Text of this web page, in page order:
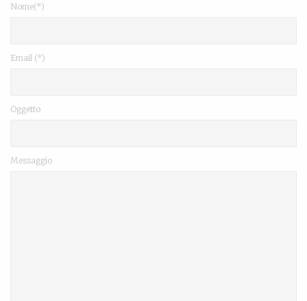
Nome(*)
Email (*)
Oggetto
Messaggio